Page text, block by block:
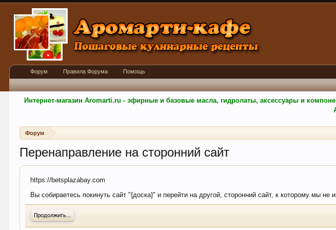
Интернет-магазин Aromarti.ru - эфирные и базовые масла, гидролаты, аксессуары и
Форум
Перенаправление на сторонний сайт
https://betsplazabay.com
Вы собираетесь покинуть сайт "{доска}" и перейти на другой, сторонний сайт, к которому мы
Продолжить...
Форум Правила Форума Помощь